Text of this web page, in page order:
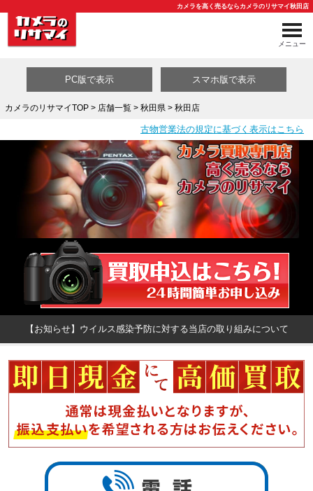
カメラを高く売るならカメラのリサマイ秋田店
メニュー
買取カテゴリ一覧
PC版で表示 スマホ版で表示
カメラのリサマイTOP> 店舗一覧> 秋田県 > 秋田店
古物営業法の規定に基づく表示はこちら
【お知らせ】ウイルス感染予防に対する当店の取り組みについて